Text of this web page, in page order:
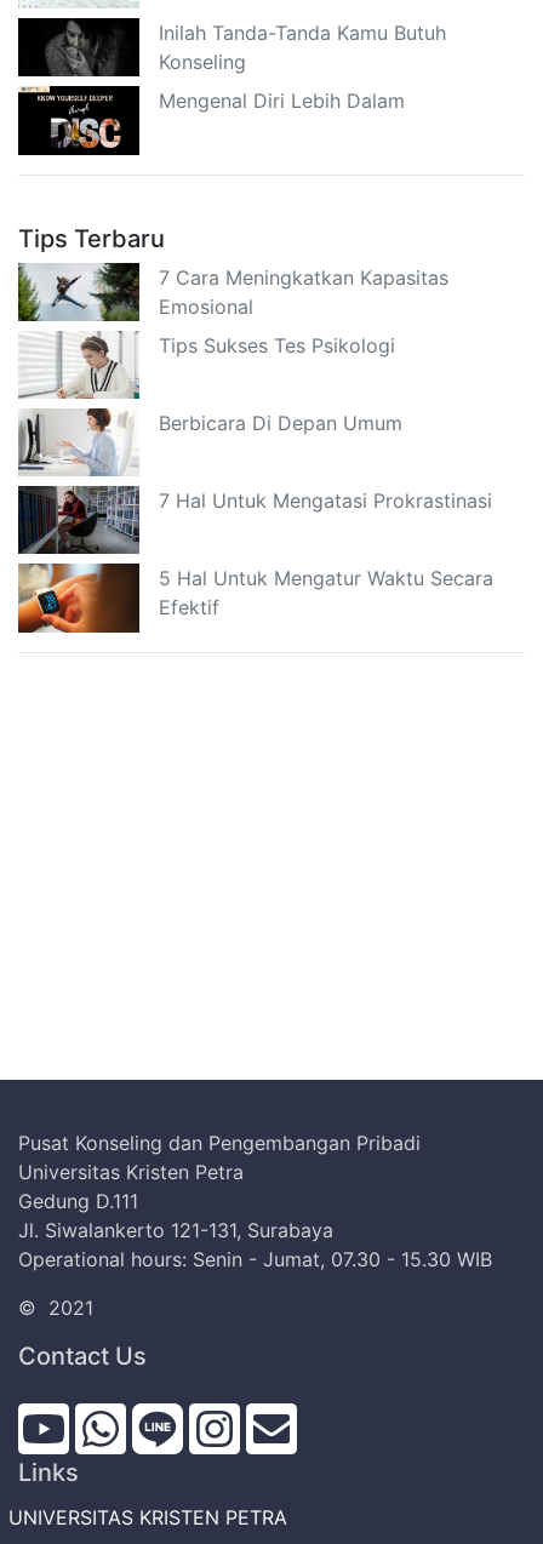
Inilah Tanda-Tanda Kamu Butuh
Konseling
Mengenal Diri Lebih Dalam
Tips Terbaru
7 Cara Meningkatkan Kapasitas
Emosional
Tips Sukses Tes Psikologi
Berbicara Di Depan Umum
7 Hal Untuk Mengatasi Prokrastinasi
5 Hal Untuk Mengatur Waktu Secara
Efektif
Pusat Konseling dan Pengembangan Pribadi
Universitas Kristen Petra
Gedung D.111
Jl. Siwalankerto 121-131, Surabaya
Operational hours: Senin - Jumat, 07.30 - 15.30 WIB
© 2021
Contact Us
Links
UNIVERSITAS KRISTEN PETRA